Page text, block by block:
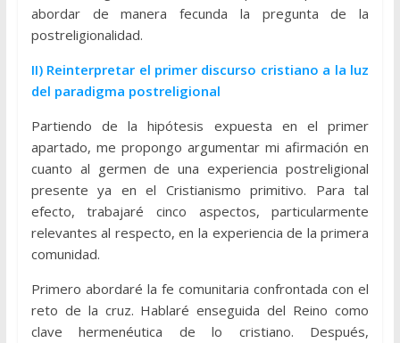
abordar de manera fecunda la pregunta de la
postreligionalidad.
II) Reinterpretar el primer discurso cristiano a la luz
del paradigma postreligional
Partiendo de la hipótesis expuesta en el primer
apartado, me propongo argumentar mi afirmación en
cuanto al germen de una experiencia postreligional
presente ya en el Cristianismo primitivo. Para tal
efecto, trabajaré cinco aspectos, particularmente
relevantes al respecto, en la experiencia de la primera
comunidad.
Primero abordaré la fe comunitaria confrontada con el
reto de la cruz. Hablaré enseguida del Reino como
clave hermenéutica de lo cristiano. Después,